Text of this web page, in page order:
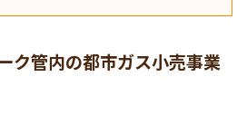
ク管内の都市ガス小売事業